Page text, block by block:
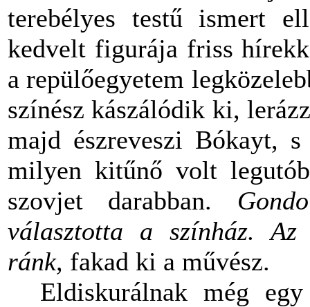
terebélyes testű ismert
kedvelt figurája friss
a repülőegyetem
színész kászálódik ki,
majd észreveszi Bókayt,
milyen kitűnő volt
szovjet darabban.
választotta a színház.
ránk, fakad ki a művész.
Eldiskurálnak még